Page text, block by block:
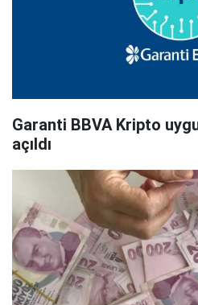
Garanti BBVA Kripto
açıldı